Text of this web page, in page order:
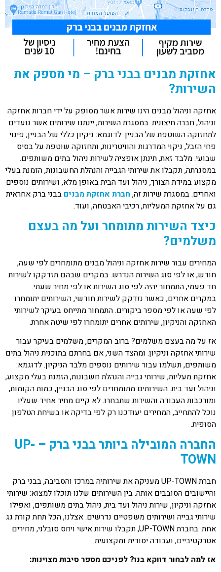
אחזקת מבנים בבני ברק – מי מספק את
השירות?
אחזקה וניהול מבנים הינו שירות אשר מסופק על ידי חברות אחזקה
וניהול, חברה חיצונית. במסגרת השירות, יינתנו שירותים אשר נועדים
לתחזוקה השוטפת של הבניין. לדוגמא: ניקיון כללי של הבניין, פינוי
פחי הזבל, ניקוי המדרגות והוויטרינות, ותחזוקה שוטפת על בסיס
שבועי. מלבד זאת, תינתן אופציה לשירות ניהול בתים משותפים.
במסגרתה, תקבלו את שירותי הגבייה והנהלת החשבונות, הזמנת בעלי
מקצוע במידת הצורך, ניהול ועד הבית באופן מלא, ושירותים נוספים
ואחרים. במסגרת שירות זה, חברת אחזקת מבנים בבני ברק אחראית
גם על אחזקת המעליות, רכיבי האבטחה, ועוד.
כיצד השירות מתומחר ועל מה בעצם
משלמים?
המחירים עבור שירות אחזקה וניהול מבנים מתומחרים לפי שעה,
חודש, או לפי סוג השירות הנדרש. במקרים שבהם תזדקקו לשירות
חד פעמי, התמחור יהיה לפי סוג השירות או לפי מחיר שעתי.
במקרים אחרים, כאשר נזדקק לשירות חודשי, השירותים יתומחרו
לפי שעה או לפי מספר ביקורים. התמחור מתייחס בעיקר לשירותי
האחזקה והניקיון, שירותים אחרים יתומחרו לפי שיטה אחרת.
אז על מה בעצם משלמים? ברוב המקרים, משלמים בעיקר עבור
שירותי אחזקה וניקיון. ומהצד השני, אם בחרתם בתוכנית ניהול בתים
משותפים, תשלמו עבור שירותים נוספים מלבד הניקיון. לדוגמא:
אחזקת מעליות, שירותי גבייה והנהלת חשבונות, הזמנת בעלי מקצוע,
וניהול ועד בית. השירותים מתומחרים לפי סוג הבניין, כמות הקומות,
ומורכבות העבודה והשירות שתבחרו. לא קיים מחיר אחיד שעליו
נוכל להתחייב, המחירים יעודכנו רק לפי בדיקה או בשיחת הטלפון
הסופית.
החברה המובילה ביותר בבני ברק – UP-
TOWN
חברת UP-TOWN מעניקה את שירותיה במרכז והסביבה, בבני ברק
והיישובים הסובבים אותה. בין השירותים שלנו תוכלו למצוא: שירותי
אחזקה וניקיון, שירות ניהול ועד בית, ניהול בתים משותפים, ואפילו
שירותי גבייה ושירותים משפטיים נדרשים. אצלנו, הכל תחת קורת גג
אחת. בחברת UP-TOWN, תקבלו שירות אישי ויחס סובלני, מחירים
אטרקטיביים, ועבודה יסודית ומקצועית.
אז למה לבחור דווקא בנו? לפניכם מספר סיבות מצוינות: